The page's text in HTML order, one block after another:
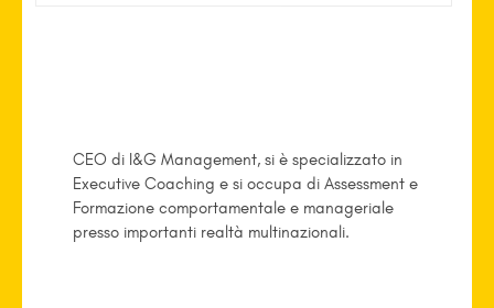
CEO di I&G Management, si è specializzato in
Executive Coaching e si occupa di Assessment e
Formazione comportamentale e manageriale
presso importanti realtà multinazionali.